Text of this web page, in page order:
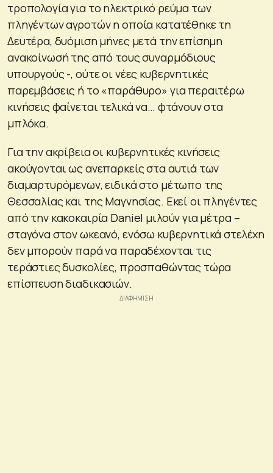
τροπολογία για το ηλεκτρικό ρεύμα των
πληγέντων αγροτών η οποία κατατέθηκε τη
Δευτέρα, δυόμιση μήνες μετά την επίσημη
ανακοίνωσή της από τους συναρμόδιους
υπουργούς -, ούτε οι νέες κυβερνητικές
παρεμβάσεις ή το «παράθυρο» για περαιτέρω
κινήσεις φαίνεται τελικά να… φτάνουν στα
μπλόκα.
Για την ακρίβεια οι κυβερνητικές κινήσεις
ακούγονται ως ανεπαρκείς στα αυτιά των
διαμαρτυρόμενων, ειδικά στο μέτωπο της
Θεσσαλίας και της Μαγνησίας. Εκεί οι πληγέντες
από την κακοκαιρία Daniel μιλούν για μέτρα –
σταγόνα στον ωκεανό, ενόσω κυβερνητικά στελέχη
δεν μπορούν παρά να παραδέχονται τις
τεράστιες δυσκολίες, προσπαθώντας τώρα
επίσπευση διαδικασιών.